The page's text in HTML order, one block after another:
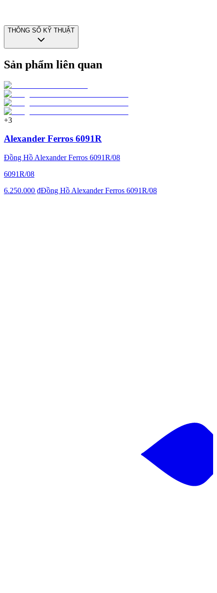
THÔNG SỐ KỸ THUẬT
Sản phẩm liên quan
+3
Alexander Ferros 6091R
Đồng Hồ Alexander Ferros 6091R/08
6091R/08
6.250.000 ₫Đồng Hồ Alexander Ferros 6091R/08